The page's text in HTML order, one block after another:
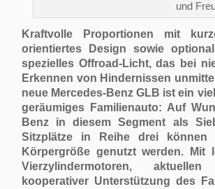
und
Kraftvolle Proportionen mit
orientiertes Design sowie
spezielles Offroad-Licht, das bei
Erkennen von Hindernissen
neue Mercedes-Benz GLB ist ein
geräumiges Familienauto: Auf
Benz in diesem Segment als
Sitzplätze in Reihe drei
Körpergröße genutzt werden. Mit
Vierzylindermotoren,
kooperativer Unterstützung des